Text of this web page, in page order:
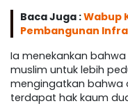
Baca Juga :Wabup
Pembangunan
Ia menekankan
muslim untuk lebih
mengingatkan bahwa
terdapat hak kaum